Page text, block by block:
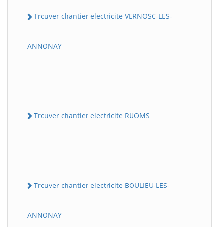
Trouver chantier electricite VERNOSC-LES-
ANNONAY
Trouver chantier electricite RUOMS
Trouver chantier electricite BOULIEU-LES-
ANNONAY